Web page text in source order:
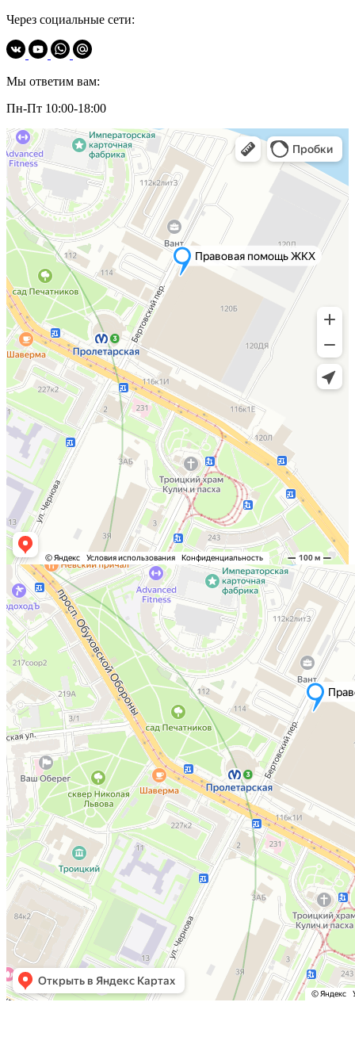
Через социальные сети:
Мы ответим вам:
Пн-Пт 10:00-18:00